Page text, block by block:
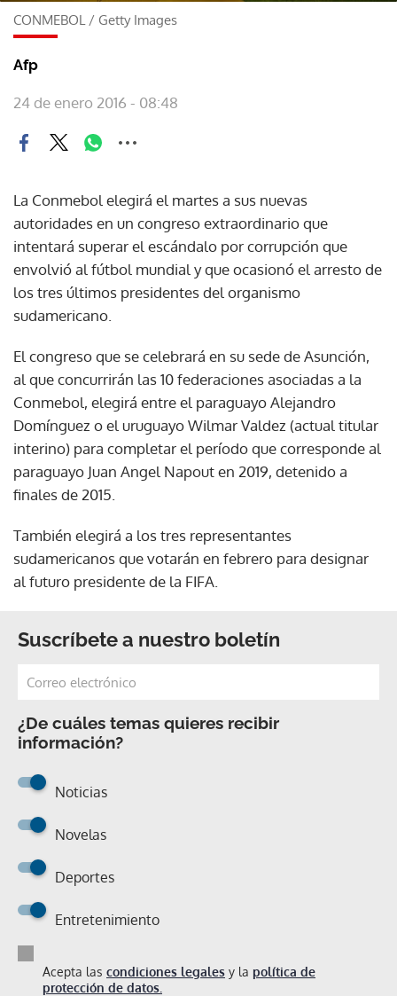
CONMEBOL / Getty Images
Afp
24 de enero 2016 - 08:48
La Conmebol elegirá el martes a sus nuevas
autoridades en un congreso extraordinario que
intentará superar el escándalo por corrupción que
envolvió al fútbol mundial y que ocasionó el arresto de
los tres últimos presidentes del organismo
sudamericano.
El congreso que se celebrará en su sede de Asunción,
al que concurrirán las 10 federaciones asociadas a la
Conmebol, elegirá entre el paraguayo Alejandro
Domínguez o el uruguayo Wilmar Valdez (actual titular
interino) para completar el período que corresponde al
paraguayo Juan Angel Napout en 2019, detenido a
finales de 2015.
También elegirá a los tres representantes
sudamericanos que votarán en febrero para designar
al futuro presidente de la FIFA.
Suscríbete a nuestro boletín
¿De cuáles temas quieres recibir
información?
Noticias
Novelas
Deportes
Entretenimiento
Acepta las condiciones legales y la política de
protección de datos.